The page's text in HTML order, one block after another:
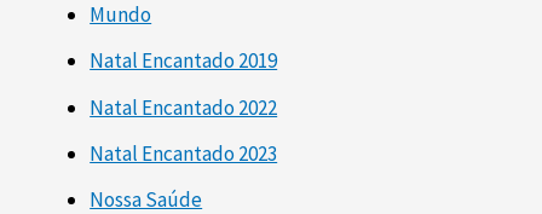
Mundo
Natal Encantado 2019
Natal Encantado 2022
Natal Encantado 2023
Nossa Saúde